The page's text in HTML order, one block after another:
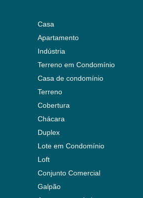
Casa
Apartamento
Indústria
Terreno em Condomínio
Casa de condomínio
Terreno
Cobertura
Chácara
Duplex
Lote em Condomínio
Loft
Conjunto Comercial
Galpão